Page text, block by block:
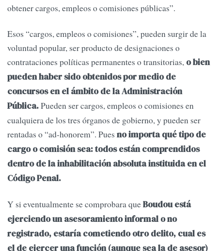
obtener cargos, empleos o comisiones públicas”.
Esos “cargos, empleos o comisiones”, pueden surgir de la
voluntad popular, ser producto de designaciones o
contrataciones políticas permanentes o transitorias, o bien
pueden haber sido obtenidos por medio de
concursos en el ámbito de la Administración
Pública.Pueden ser cargos, empleos o comisiones en
cualquiera de los tres órganos de gobierno, y pueden ser
rentadas o “ad-honorem”. Pues no importa qué tipo de
cargo o comisión sea: todos están comprendidos
dentro de la inhabilitación absoluta instituida en el
Código Penal.
Y si eventualmente se comprobara queBoudou está
ejerciendo un asesoramiento informal o no
registrado, estaría cometiendo otro delito, cual es
el de ejercer una función (aunque sea la de asesor)